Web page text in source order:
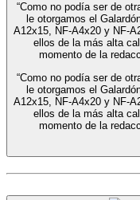
“Como no podía ser de
le otorgamos el
A12x15, NF-A4x20 y NF-
ellos de la más alta
momento de la
“Como no podía ser de
le otorgamos el
A12x15, NF-A4x20 y NF-
ellos de la más alta
momento de la